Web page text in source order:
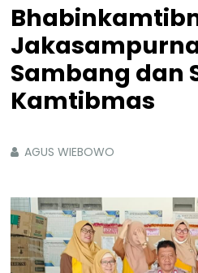
Sambang dan
Kamtibmas
AGUS WIEBOWO